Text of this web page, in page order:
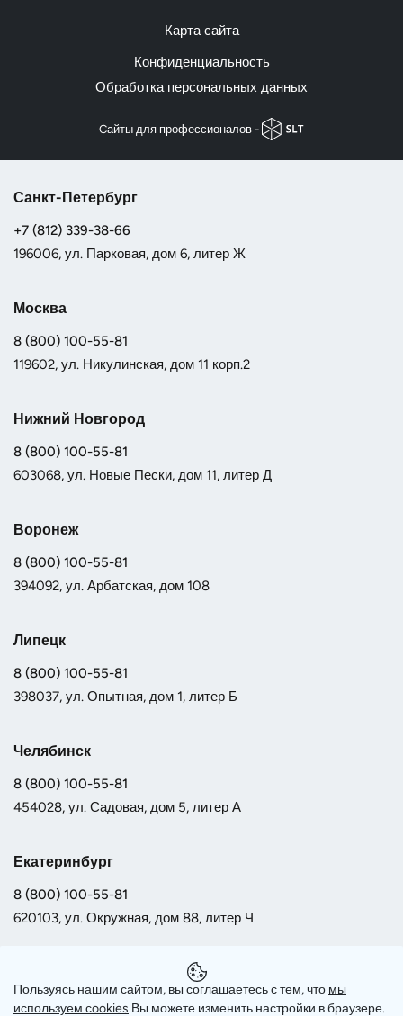
Карта сайта
Конфиденциальность
Обработка персональных данных
Cайты для профессионалов -
Санкт-Петербург
+7 (812) 339-38-66
196006, ул. Парковая, дом 6, литер Ж
Москва
8 (800) 100-55-81
119602, ул. Никулинская, дом 11 корп.2
Нижний Новгород
8 (800) 100-55-81
603068, ул. Новые Пески, дом 11, литер Д
Воронеж
8 (800) 100-55-81
394092, ул. Арбатская, дом 108
Липецк
8 (800) 100-55-81
398037, ул. Опытная, дом 1, литер Б
Челябинск
8 (800) 100-55-81
454028, ул. Садовая, дом 5, литер А
Екатеринбург
8 (800) 100-55-81
620103, ул. Окружная, дом 88, литер Ч
8 (800) 100-55-81
Пользуясь нашим сайтом, вы соглашаетесь с тем, что мы
используем сookies Вы можете изменить настройки в браузере.